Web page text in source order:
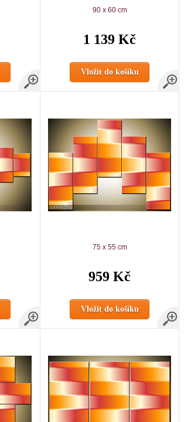
90 x 60 cm
1 139 Kč
Vložit do košíku
75 x 55 cm
959 Kč
Vložit do košíku